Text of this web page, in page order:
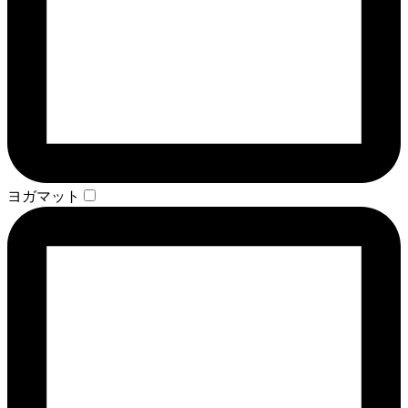
ヨガマット